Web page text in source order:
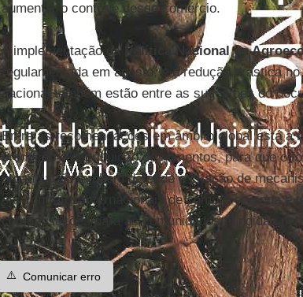
aumentar o controle desse comércio.
A implementação da Política Nacional de
regulamentada em agosto, e a redução drástica
nacional também estão entre as sugestões do
Entre as recomendações em âmbito global está a
produção e distribuição de alimentos, para que o
organização também defende a criação de
em contratos internacionais de compra e venda e
compensações para as comunidades atingidas
⚠️ Comunicar erro